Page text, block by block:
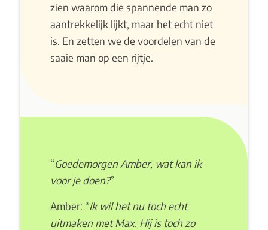
zien waarom die spannende man zo
aantrekkelijk lijkt, maar het echt niet
is. En zetten we de voordelen van de
saaie man op een rijtje.
“Goedemorgen Amber, wat kan ik
voor je doen?”
Amber: “Ik wil het nu toch echt
uitmaken met Max. Hij is toch zo